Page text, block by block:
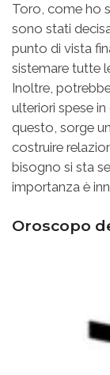
Toro, come ho
sono stati
punto di vista
sistemare tutte
Inoltre,
ulteriori spese
questo, sorge
costruire
bisogno si sta
importanza è
Oroscopo